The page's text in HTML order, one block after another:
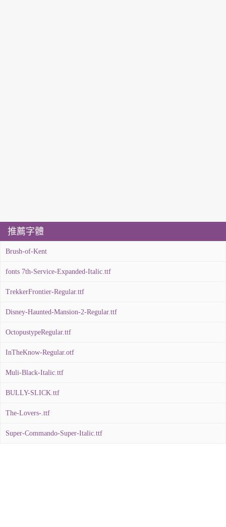
推薦字體
Brush-of-Kent
fonts 7th-Service-Expanded-Italic.ttf
TrekkerFrontier-Regular.ttf
Disney-Haunted-Mansion-2-Regular.ttf
OctopustypeRegular.ttf
InTheKnow-Regular.otf
Muli-Black-Italic.ttf
BULLY-SLICK.ttf
The-Lovers-.ttf
Super-Commando-Super-Italic.ttf